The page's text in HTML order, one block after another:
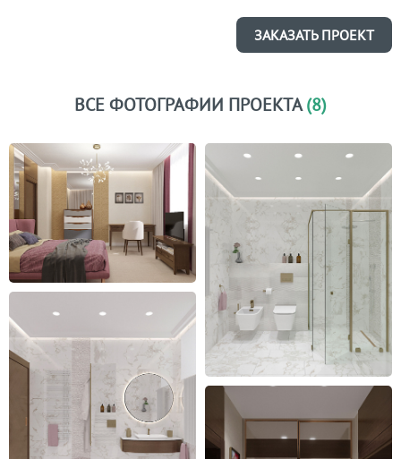
ЗАКАЗАТЬ ПРОЕКТ
ВСЕ ФОТОГРАФИИ ПРОЕКТА(8)